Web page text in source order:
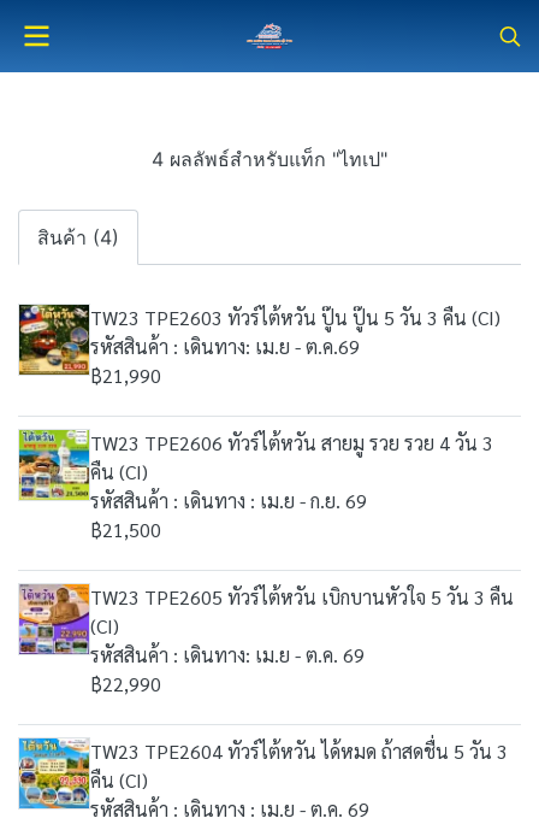
4 ผลลัพธ์สำหรับแท็ก "ไทเป"
สินค้า (4)
TW23 TPE2603 ทัวร์ไต้หวัน ปู๊น ปู๊น 5 วัน 3 คืน (CI)
รหัสสินค้า : เดินทาง: เม.ย - ต.ค.69
฿21,990
TW23 TPE2606 ทัวร์ไต้หวัน สายมู รวย รวย 4 วัน 3
คืน (CI)
รหัสสินค้า : เดินทาง : เม.ย - ก.ย. 69
฿21,500
TW23 TPE2605 ทัวร์ไต้หวัน เบิกบานหัวใจ 5 วัน 3 คืน
(CI)
รหัสสินค้า : เดินทาง: เม.ย - ต.ค. 69
฿22,990
TW23 TPE2604 ทัวร์ไต้หวัน ได้หมด ถ้าสดชื่น 5 วัน 3
คืน (CI)
รหัสสินค้า : เดินทาง : เม.ย - ต.ค. 69